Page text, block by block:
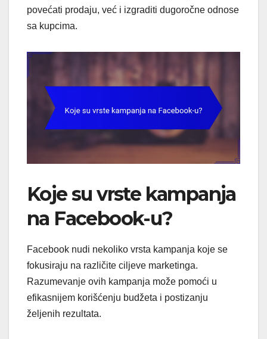
povećati prodaju, već i izgraditi dugoročne odnose
sa kupcima.
Koje su vrste kampanja
na Facebook-u?
Facebook nudi nekoliko vrsta kampanja koje se
fokusiraju na različite ciljeve marketinga.
Razumevanje ovih kampanja može pomoći u
efikasnijem korišćenju budžeta i postizanju
željenih rezultata.